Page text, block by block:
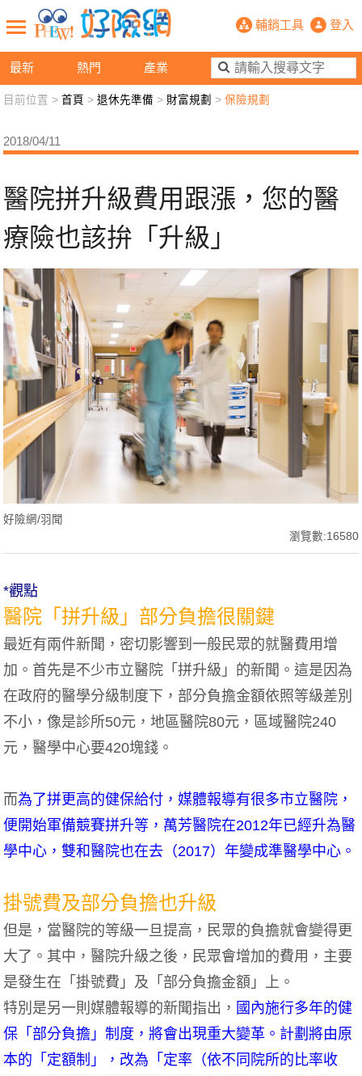
最新 熱門 產業
醫院拼升級費用跟漲，您的醫療
輔銷工具 登入
新聞觀點 業務交流 好險懂生活
退休先準備 好險學堂 輔銷工具 活動專區
目前位置 >首頁 >退休先準備 > 財富規劃 >保險規劃
2018/04/11
醫院拼升級費用跟漲，您的醫
療險也該拚「升級」
好險網/羽聞
瀏覽數:16580
*觀點
醫院「拼升級」部分負擔很關鍵
最近有兩件新聞，密切影響到一般民眾的就醫費用增
加。首先是不少市立醫院「拼升級」的新聞。這是因為
在政府的醫學分級制度下，部分負擔金額依照等級差別
不小，像是診所50元，地區醫院80元，區域醫院240
元，醫學中心要420塊錢。
而為了拼更高的健保給付，媒體報導有很多市立醫院，
便開始軍備競賽拼升等，萬芳醫院在2012年已經升為醫
學中心，雙和醫院也在去（2017）年變成準醫學中心。
掛號費及部分負擔也升級
但是，當醫院的等級一旦提高，民眾的負擔就會變得更
大了。其中，醫院升級之後，民眾會增加的費用，主要
是發生在「掛號費」及「部分負擔金額」上。
特別是另一則媒體報導的新聞指出， 國內施行多年的健
保「部分負擔」制度，將會出現重大變革。計劃將由原
本的「定額制」，改為「定率（依不同院所的比率收